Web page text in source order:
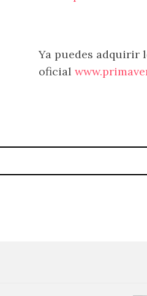
Ya puedes adquirir
oficial